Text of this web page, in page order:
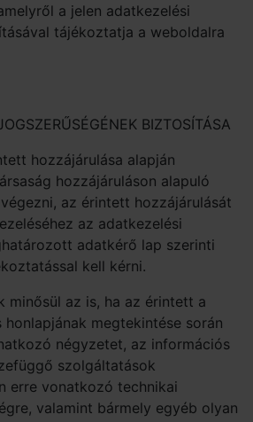
a jelen adatkezelési
tájékoztatja a weboldalra
BIZTOSÍTÁSA
hozzájárulása alapján
hozzájáruláson alapuló
az érintett hozzájárulását
az adatkezelési
adatkérő lap szerinti
kell kérni.
minősül az is, ha az érintett a
honlapjának megtekintése során
négyzetet, az információs
szolgáltatások
erre vonatkozó technikai
valamint bármely egyéb olyan